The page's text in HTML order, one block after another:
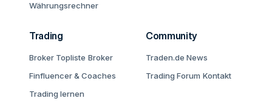
Währungsrechner
Trading
Broker Topliste Broker
Finfluencer & Coaches
Trading lernen
Community
Traden.de News
Trading Forum Kontakt